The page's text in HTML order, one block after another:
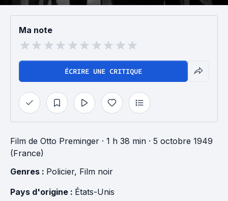
Ma note
ÉCRIRE UNE CRITIQUE
Film de Otto Preminger · 1 h 38 min · 5 octobre 1949
(France)
Genres : Policier, Film noir
Pays d'origine : États-Unis